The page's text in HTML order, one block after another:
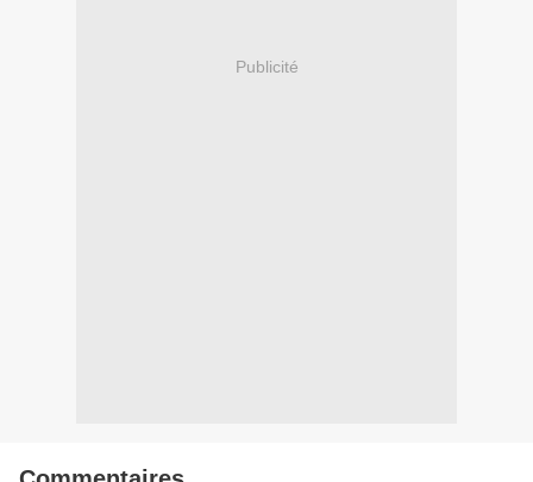
Publicité